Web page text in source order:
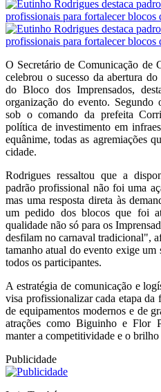
O Secretário de Comunicação de
celebrou o sucesso da abertura
do Bloco dos Imprensados,
organização do evento. Segundo
sob o comando da prefeita
política de investimento em
equânime, todas as agremiações
cidade.
Rodrigues ressaltou que a
padrão profissional não foi uma
mas uma resposta direta às
um pedido dos blocos que foi
qualidade não só para os
desfilam no carnaval tradicional",
tamanho atual do evento exige
todos os participantes.
A estratégia de comunicação e
visa profissionalizar cada etapa
de equipamentos modernos e de
atrações como Biguinho e Flor
manter a competitividade e o
Publicidade